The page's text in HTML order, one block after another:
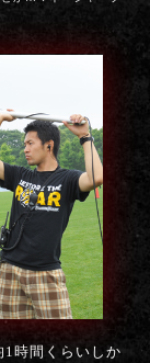
1時間くらいしか